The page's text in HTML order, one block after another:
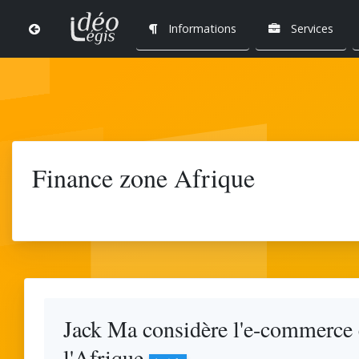
Informations Services
PUBLICITÉ EN
Finance zone Afrique
Jack Ma considère l'e-